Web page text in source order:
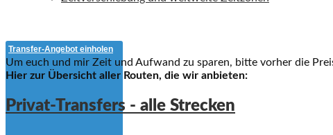
Transfer-Angebot einholen
Um euch und mir Zeit und Aufwand zu sparen, bitte vorher die
Hier zur Übersicht aller Routen, die wir anbieten:
Privat-Transfers - alle Strecken